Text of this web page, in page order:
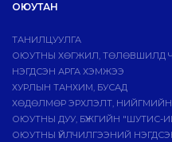
ОЮУТАН
ТАНИЛЦУУЛГА
ОЮУТНЫ ХӨГЖИЛ, ТӨЛӨВШИЛД
НЭГДСЭН АРГА ХЭМЖЭЭ
ХУРЛЫН ТАНХИМ, БУСАД
ХӨДӨЛМӨР ЭРХЛЭЛТ, НИЙГМИЙН
ОЮУТНЫ ДУУ, БҮЖГИЙН "ШУТИС-
ОЮУТНЫ ҮЙЛЧИЛГЭЭНИЙ